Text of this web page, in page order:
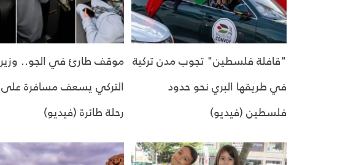
"قافلة فلسطين" تجوب مدن تركية
في طريقها البري نحو حدود
فلسطين (فيديو)
موقف طارئ في الجو..
التركي يسعف مسافرة
رحلة طائرة (فيديو)